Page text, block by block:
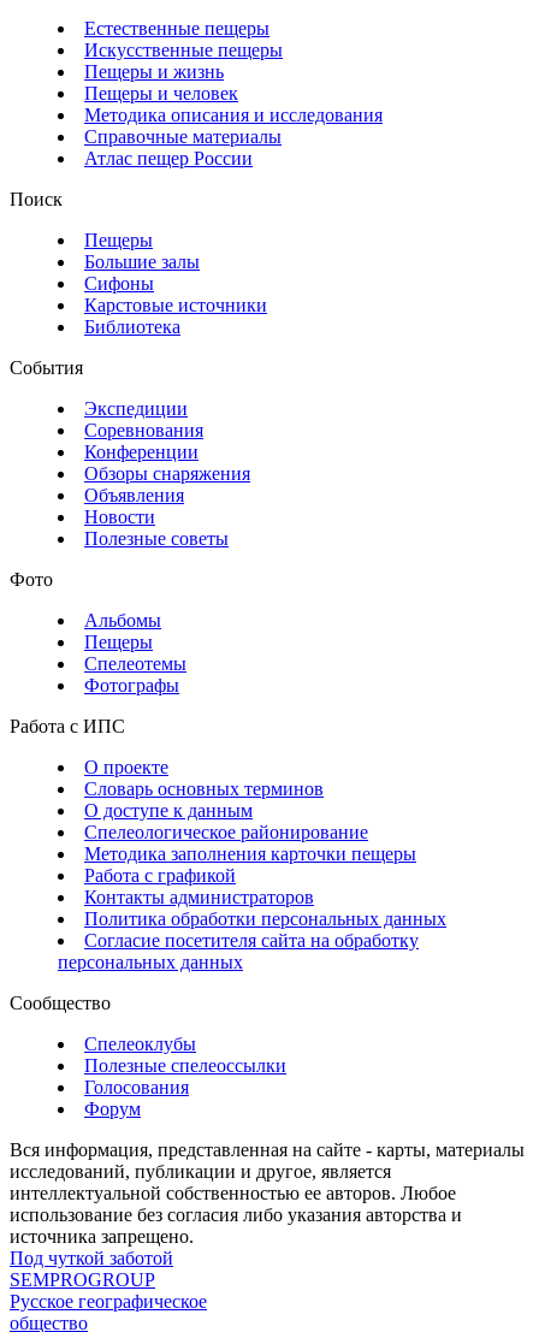
Естественные пещеры
Искусственные пещеры
Пещеры и жизнь
Пещеры и человек
Методика описания и исследования
Справочные материалы
Атлас пещер России
Поиск
Пещеры
Большие залы
Сифоны
Карстовые источники
Библиотека
События
Экспедиции
Соревнования
Конференции
Обзоры снаряжения
Объявления
Новости
Полезные советы
Фото
Альбомы
Пещеры
Спелеотемы
Фотографы
Работа с ИПС
О проекте
Словарь основных терминов
О доступе к данным
Спелеологическое районирование
Методика заполнения карточки пещеры
Работа с графикой
Контакты администраторов
Политика обработки персональных данных
Согласие посетителя сайта на обработку
персональных данных
Сообщество
Спелеоклубы
Полезные спелеоссылки
Голосования
Форум
Вся информация, представленная на сайте - карты, материалы
исследований, публикации и другое, является
интеллектуальной собственностью ее авторов. Любое
использование без согласия либо указания авторства и
источника запрещено.
Под чуткой заботой
SEMPROGROUP
Русское географическое
общество